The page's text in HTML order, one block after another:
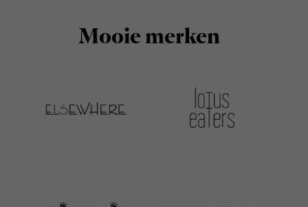
Mooie merken